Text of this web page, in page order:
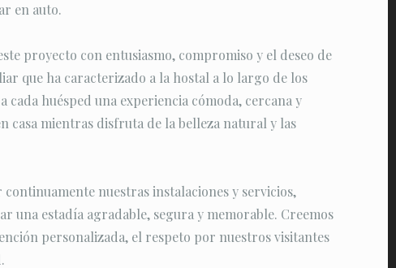
en auto.
proyecto con entusiasmo, compromiso y el deseo de
que ha caracterizado a la hostal a lo largo de los
cada huésped una experiencia cómoda, cercana y
casa mientras disfruta de la belleza natural y las
nuestras instalaciones y servicios,
una estadía agradable, segura y memorable. Creemos
personalizada, el respeto por nuestros visitantes